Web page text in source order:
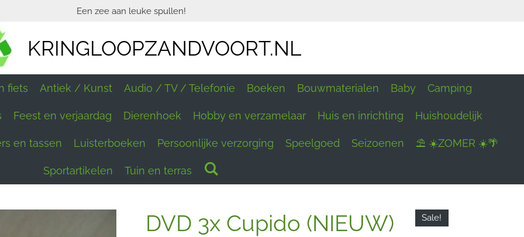
Een zee aan leuke spullen!
KRINGLOOPZANDVOORT.NL
fiets Antiek / Kunst Audio / TV / Telefonie Boeken Bouwmaterialen Baby Camping
Feest en verjaardag Dierenhoek Hobby en verzamelaar Huis en inrichting Huishoudelijk
en tassen Luisterboeken Persoonlijke verzorging Speelgoed Seizoenen ⛱ ☀️ZOMER ☀️🌴
Sportartikelen Tuin en terras
DVD 3x Cupido (NIEUW) Sale!